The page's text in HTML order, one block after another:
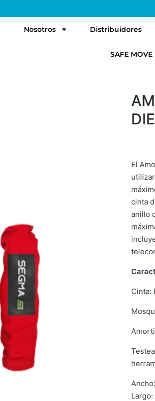
Nosotros Distribuidores
SAFE MOVE
El
cinta
anillo
Cinta: